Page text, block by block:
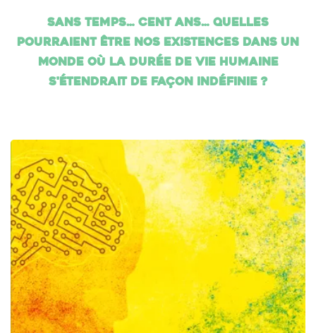
Sans temps… cent ans… Quelles
pourraient être nos existences dans un
monde où la durée de vie humaine
s'étendrait de façon indéfinie ?